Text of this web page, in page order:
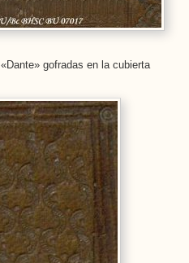
gofradas en la cubierta